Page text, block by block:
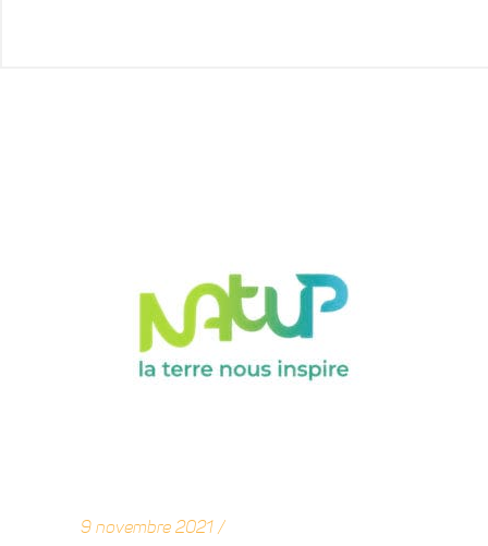
9 novembre 2021